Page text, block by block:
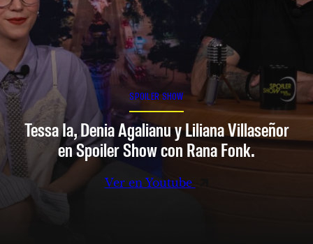
SPOILER SHOW
Tessa Ia, Denia Agalianu y Liliana Villaseñor
en Spoiler Show con Rana Fonk.
Ver en Youtube